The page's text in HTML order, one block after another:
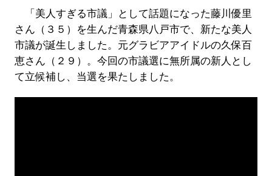
「美人すぎる市議」として話題になった藤川優里
さん（３５）を生んだ青森県八戸市で、新たな美人
市議が誕生しました。元グラビアアイドルの久保百
恵さん（２９）。今回の市議選に無所属の新人とし
て立候補し、当選を果たしました。